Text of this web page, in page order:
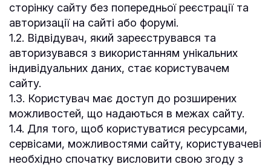
сторінку сайту без попередньої реєстрації та
авторизації на сайті або форумі.
1.2. Відвідувач, який зареєструвався та
авторизувався з використанням унікальних
індивідуальних даних, стає користувачем
сайту.
1.3. Користувач має доступ до розширених
можливостей, що надаються в межах сайту.
1.4. Для того, щоб користуватися ресурсами,
сервісами, можливостями сайту, користувачеві
необхідно спочатку висловити свою згоду з